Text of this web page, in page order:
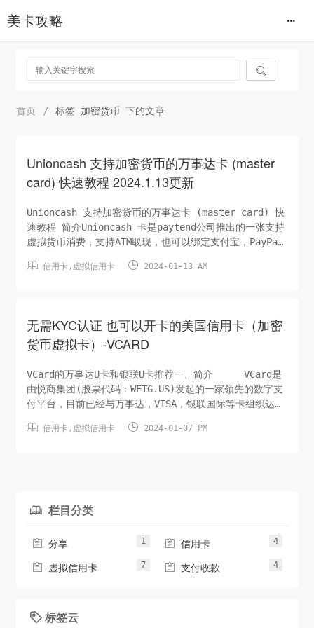
美卡攻略

首页 / 标签 加密货币 下的文章
Unioncash 支持加密货币的万事达卡 (master
card) 快速教程 2024.1.13更新
Unioncash 支持加密货币的万事达卡 (master card) 快
速教程 简介Unioncash 卡是paytend公司推出的一张支持
虚拟货币消费，支持ATM取现，也可以绑定支付宝，PayPal
创办的一家银行！其可申请虚拟信用卡和实体卡！
 信用卡, 虚拟信用卡  2024-01-13 AM
无需KYC认证 也可以开卡的美国信用卡（加密
货币虚拟卡）-VCARD
VCard的万事达U卡和银联U卡推荐一、简介 VCard是
由悦商集团(股票代码：WETG.US)发起的一家领先的数字支
付平台，目前已经与万事达，VISA，银联国际等卡组织达成
付解决方案，致力于通过技术创新改善消费者和企业的支付
 信用卡, 虚拟信用卡  2024-01-07 PM
 栏目分类
 分享 1  信用卡 4
 虚拟信用卡 7  支付收款 4
 标签云